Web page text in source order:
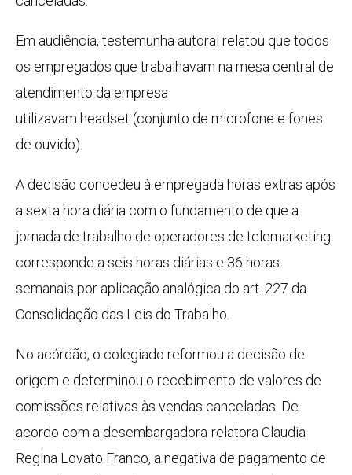
Em audiência, testemunha autoral relatou que todos
os empregados que trabalhavam na mesa central de
atendimento da empresa
utilizavam headset (conjunto de microfone e fones
de ouvido).
A decisão concedeu à empregada horas extras após
a sexta hora diária com o fundamento de que a
jornada de trabalho de operadores de telemarketing
corresponde a seis horas diárias e 36 horas
semanais por aplicação analógica do art. 227 da
Consolidação das Leis do Trabalho.
No acórdão, o colegiado reformou a decisão de
origem e determinou o recebimento de valores de
comissões relativas às vendas canceladas. De
acordo com a desembargadora-relatora Claudia
Regina Lovato Franco, a negativa de pagamento de